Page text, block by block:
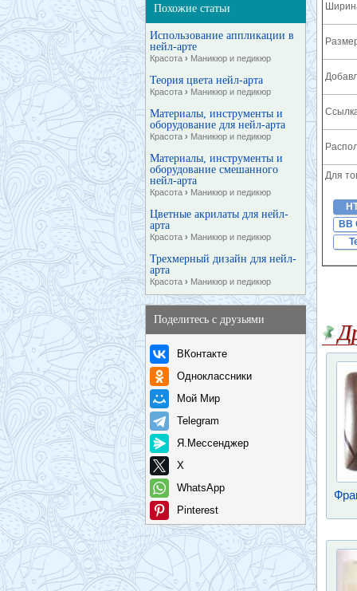
Похожие статьи
Использование аппликации в
нейл-арте
Красота › Маникюр и педикюр
Теория цвета нейл-арта
Красота › Маникюр и педикюр
Материалы, инструменты и
оборудование для нейл-арта
Красота › Маникюр и педикюр
Материалы, инструменты и
оборудование смешанного
нейл-арта
Красота › Маникюр и педикюр
Цветные акрилаты для нейл-
арта
Красота › Маникюр и педикюр
Трехмерный дизайн для нейл-
арта
Красота › Маникюр и педикюр
Поделитесь с друзьями
ВКонтакте
Одноклассники
Мой Мир
Telegram
Я.Мессенджер
X
WhatsApp
Pinterest
Для
BB